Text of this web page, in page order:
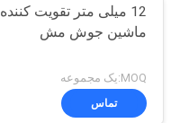
12 میلی متر تقویت کننده
ماشین جوش مش
MOQ:یک مجموعه
تماس